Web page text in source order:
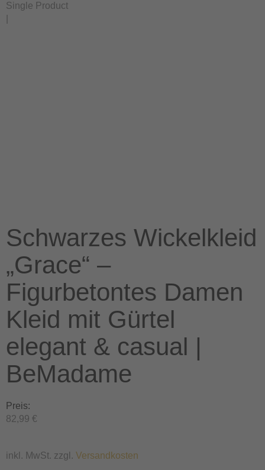
Single Product
Schwarzes Wickelkleid
„Grace“ –
Figurbetontes Damen
Kleid mit Gürtel
elegant & casual |
BeMadame
Preis:
82,99 €
inkl. MwSt. zzgl. Versandkosten